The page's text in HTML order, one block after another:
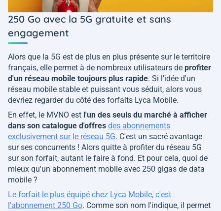
250 Go avec la 5G gratuite et sans
engagement
Alors que la 5G est de plus en plus présente sur le territoire
français, elle permet à de nombreux utilisateurs de profiter
d'un réseau mobile toujours plus rapide. Si l'idée d'un
réseau mobile stable et puissant vous séduit, alors vous
devriez regarder du côté des forfaits Lyca Mobile.
En effet, le MVNO est l'un des seuls du marché à afficher
dans son catalogue d'offres des abonnements
exclusivement sur le réseau 5G. C'est un sacré avantage
sur ses concurrents ! Alors quitte à profiter du réseau 5G
sur son forfait, autant le faire à fond. Et pour cela, quoi de
mieux qu'un abonnement mobile avec 250 gigas de data
mobile ?
Le forfait le plus équipé chez Lyca Mobile, c'est
l'abonnement 250 Go. Comme son nom l'indique, il permet